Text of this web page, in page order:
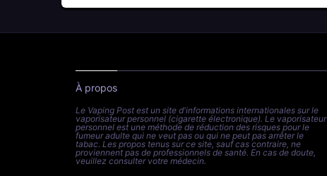
À propos
Le Vaping Post est un site d'informations internationales sur le
vaporisateur personnel (cigarette électronique). Le vaporisateur
personnel est une méthode de réduction des risques pour le
fumeur adulte qui ne veut pas ou qui ne peut pas arrêter le
tabac. Les propos tenus sur ce site, sauf cas contraire, ne
proviennent pas de professionnels de santé. En cas de doute,
veuillez consulter votre médecin.